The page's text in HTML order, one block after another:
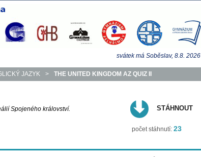
svátek má Soběslav, 8.8. 2026
JAZYK > THE UNITED KINGDOM AZ QUIZ II
Spojeného království.
STÁHNOUT
počet stáhnutí: 23